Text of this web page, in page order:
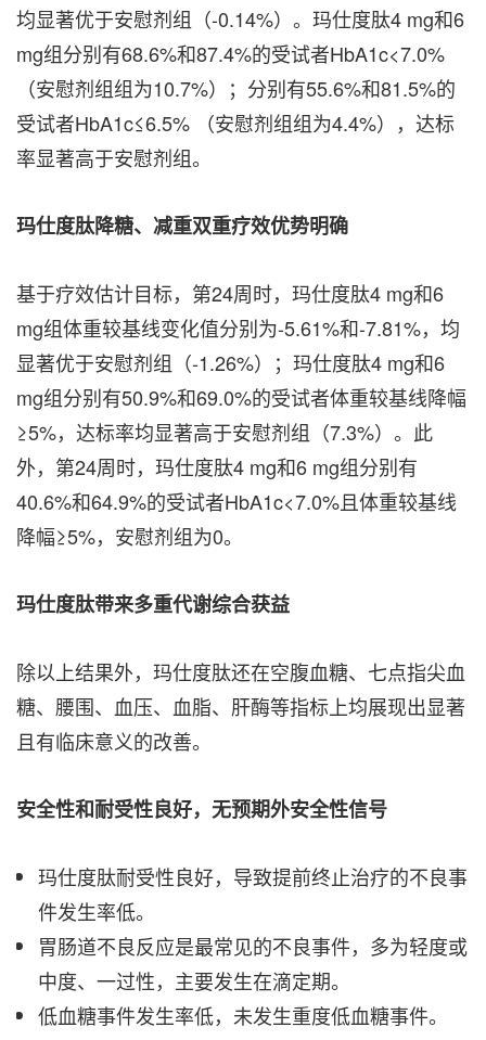
均显著优于安慰剂组（-0.14%）。玛仕度肽4 mg和6
mg组分别有68.6%和87.4%的受试者HbA1c<7.0%
（安慰剂组组为10.7%）；分别有55.6%和81.5%的
受试者HbA1c≤6.5% （安慰剂组组为4.4%），达标
率显著高于安慰剂组。
玛仕度肽降糖、减重双重疗效优势明确
基于疗效估计目标，第24周时，玛仕度肽4 mg和6
mg组体重较基线变化值分别为-5.61%和-7.81%，均
显著优于安慰剂组（-1.26%）；玛仕度肽4 mg和6
mg组分别有50.9%和69.0%的受试者体重较基线降幅
≥5%，达标率均显著高于安慰剂组（7.3%）。此
外，第24周时，玛仕度肽4 mg和6 mg组分别有
40.6%和64.9%的受试者HbA1c<7.0%且体重较基线
降幅≥5%，安慰剂组为0。
玛仕度肽带来多重代谢综合获益
除以上结果外，玛仕度肽还在空腹血糖、七点指尖血
糖、腰围、血压、血脂、肝酶等指标上均展现出显著
且有临床意义的改善。
安全性和耐受性良好，无预期外安全性信号
玛仕度肽耐受性良好，导致提前终止治疗的不良事
件发生率低。
胃肠道不良反应是最常见的不良事件，多为轻度或
中度、一过性，主要发生在滴定期。
低血糖事件发生率低，未发生重度低血糖事件。